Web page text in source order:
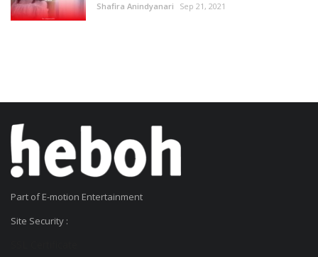
Shafira Anindyanari Sep 21, 2021
Part of E-motion Entertainment
Site Security :